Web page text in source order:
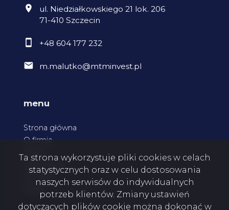
ul. Niedziałkowskiego 21 lok. 206
71-410 Szczecin
+48 604 177 232
m.malutko@mtminvest.pl
menu
Strona główna
O firmie
Kontakt
Ta strona wykorzystuje pliki cookies w celach
statystycznych oraz w celu dostosowania
naszych serwisów do indywidualnych
potrzeb klientów. Zmiany ustawień
dotyczących plików cookie można dokonać w